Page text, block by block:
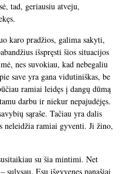
tad, geriausiu atveju,
karo pradžios, galima sakyti,
išspręsti šios situacijos
nes suvokiau, kad nebegaliu
save yra gana vidutiniškas, be
ramiai leidęs į dangų dūmą
darbu ir niekur nepajudėjęs.
sąraše. Tačiau yra dalis
neleidžia ramiai gyventi. Ji žino,
su šia mintimi. Net
Esu išgyvenęs panašiai